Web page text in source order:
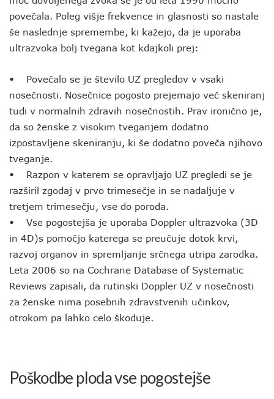
povečala. Poleg višje frekvence in glasnosti so nastale
še naslednje spremembe, ki kažejo, da je uporaba
ultrazvoka bolj tvegana kot kdajkoli prej:
• Povečalo se je število UZ pregledov v vsaki
nosečnosti. Nosečnice pogosto prejemajo več skeniranj
tudi v normalnih zdravih nosečnostih. Prav ironično je,
da so ženske z visokim tveganjem dodatno
izpostavljene skeniranju, ki še dodatno poveča njihovo
tveganje.
• Razpon v katerem se opravljajo UZ pregledi se je
razširil zgodaj v prvo trimesečje in se nadaljuje v
tretjem trimesečju, vse do poroda.
• Vse pogostejša je uporaba Doppler ultrazvoka (3D
in 4D)s pomočjo katerega se preučuje dotok krvi,
razvoj organov in spremljanje srčnega utripa zarodka.
Leta 2006 so na Cochrane Database of Systematic
Reviews zapisali, da rutinski Doppler UZ v nosečnosti
za ženske nima posebnih zdravstvenih učinkov,
otrokom pa lahko celo škoduje.
Poškodbe ploda vse pogostejše